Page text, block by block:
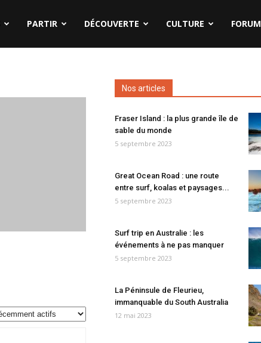
PARTIR DÉCOUVERTE CULTURE FORUM
Nos articles
Fraser Island : la plus grande île de
sable du monde
5 septembre 2023
Great Ocean Road : une route
entre surf, koalas et paysages...
5 septembre 2023
Surf trip en Australie : les
événements à ne pas manquer
5 septembre 2023
La Péninsule de Fleurieu,
immanquable du South Australia
12 mai 2023